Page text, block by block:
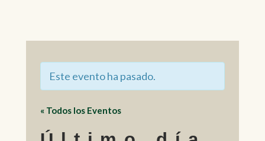
Este evento ha pasado.
« Todos los Eventos